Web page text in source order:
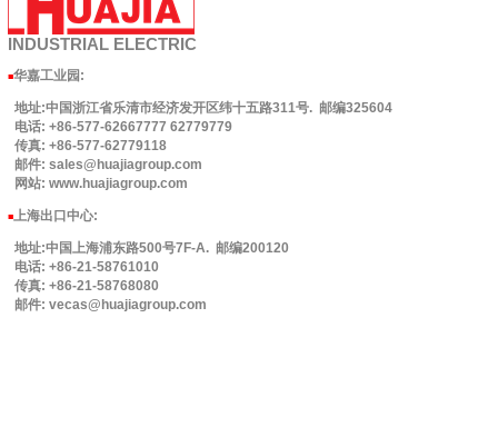
INDUSTRIAL ELECTRIC
■华嘉工业园 :
地址:中国浙江省乐清市经济发开区纬十五路311号. 邮编325604
电话: +86-577-62667777 62779779
传真: +86-577-62779118
邮件: sales@huajiagroup.com
网站: www.huajiagroup.com
■上海出口中心:
地址:中国上海浦东路500号7F-A. 邮编200120
电话: +86-21-58761010
传真: +86-21-58768080
邮件: vecas@huajiagroup.com